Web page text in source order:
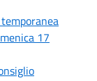
17